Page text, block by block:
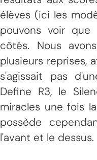
élèves (ici les
pouvons voir
côtés. Nous
plusieurs reprises,
s'agissait pas
Define R3, le
miracles une fois
possède
l'avant et le dessus.